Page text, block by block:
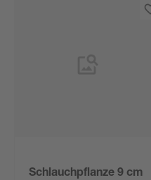
Schlauchpflanze 9 cm